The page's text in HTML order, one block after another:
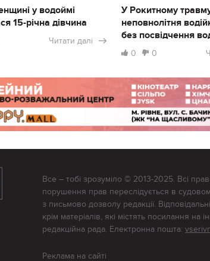
у водоймі
15-річна дівчина
Читати далі
У Рокитному
неповнолітня
без посвідчення
0 0
Все – тобі зрозуміло © 2013-2025. Всі
порушення прав переслідується в
з письмово дозволу редакції.
крім матеріалів, які містять посилання на
редакційна рада. Електронна пошта:
Реклама на сайті